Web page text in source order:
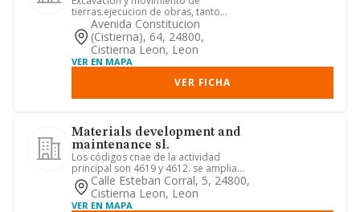
tierras.ejecucion de obras, tanto
publicas como privadas transporte
publ...
Avenida Constitucion
(cistierna), 64, 24800,
Cistierna Leon, Leon
VER EN MAPA
VER FICHA
Materials development and
maintenance sl.
Los códigos cnae de la actividad
principal son 4619 y 4612. se amplia
en: construcción y reforma de...
Calle Esteban Corral, 5, 24800,
Cistierna Leon, Leon
VER EN MAPA